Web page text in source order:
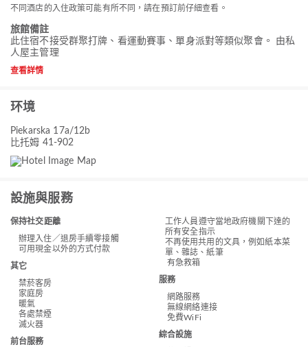
不同酒店的入住政策可能有所不同，請在預訂前仔細查看。
旅館備註
此住宿不接受群聚打牌、看運動賽事、單身派對等類似聚會。 由私
人屋主管理
查看詳情
环境
Piekarska 17a/12b
比托姆 41-902
設施與服務
保持社交距離
辦理入住／退房手續零接觸
可用現金以外的方式付款
其它
禁菸客房
家庭房
暖氣
各處禁煙
滅火器
前台服務
工作人員遵守當地政府機關下達的
所有安全指示
不再使用共用的文具，例如紙本菜
單、雜誌、紙筆
有急救箱
服務
網路服務
無線網絡連接
免費WiFi
綜合設施